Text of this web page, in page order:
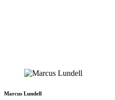
Marcus Lundell